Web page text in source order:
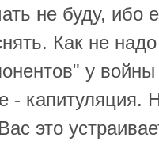
не буду, ибо
Как не
у
- капитуляция.
это